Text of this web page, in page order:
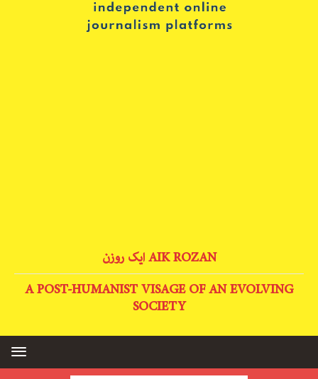
AIK ROZAN ایک روزن
A POST-HUMANIST VISAGE OF AN EVOLVING
SOCIETY